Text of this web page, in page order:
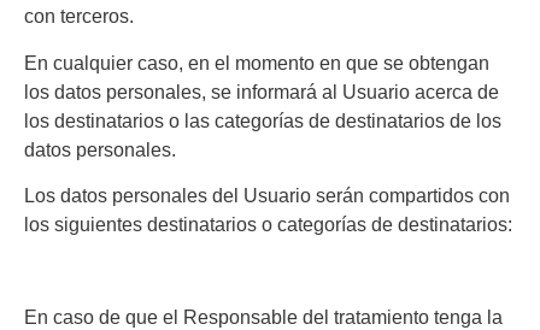
con terceros.
En cualquier caso, en el momento en que se obtengan
los datos personales, se informará al Usuario acerca de
los destinatarios o las categorías de destinatarios de los
datos personales.
Los datos personales del Usuario serán compartidos con
los siguientes destinatarios o categorías de destinatarios:
En caso de que el Responsable del tratamiento tenga la